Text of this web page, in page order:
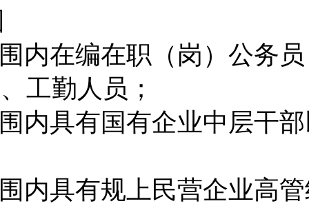
内在编在职（岗）公务
工勤 人员 ；
内具有国有企业中层干
内具有规上 民营企业高